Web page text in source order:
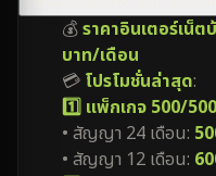
💰ราคาอินเตอร์เน็ต
บาท/เดือน
💳 โปรโมชั่นล่าสุด:
1️⃣ แพ็กเกจ 500/
• สัญญา 24 เดือน:
• สัญญา 12 เดือน: